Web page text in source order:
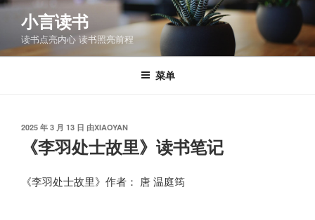
跳
容
小言读书
读书点亮内心 读书照亮前程
菜单
发
2025 年 3 月 13 日 由XIAOYAN
《李羽处士故里》读书笔记
《李羽处士故里》作者： 唐 温庭筠